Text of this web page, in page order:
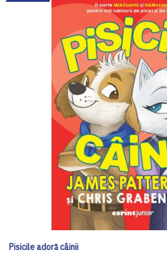
Pisicile adoră câinii